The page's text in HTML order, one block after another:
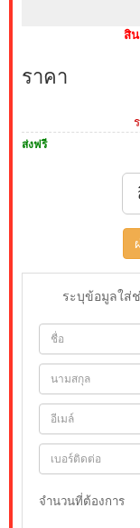
สิ
ราคา
ส่งฟรี
ระบุข้อมูลใส่
จำนวนที่ต้องการ